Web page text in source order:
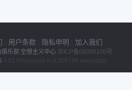
用户条款 隐私申明 加入我们
俱乐部 空想主义中心 京ICP备09050100号
3.51 Processed in 0.006786 second(s)